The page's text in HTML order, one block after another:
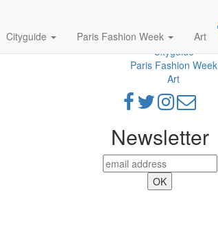
Cityguide Paris Fashion Week Art
Parties
Cityguide
Paris Fashion Week
Art
Newsletter